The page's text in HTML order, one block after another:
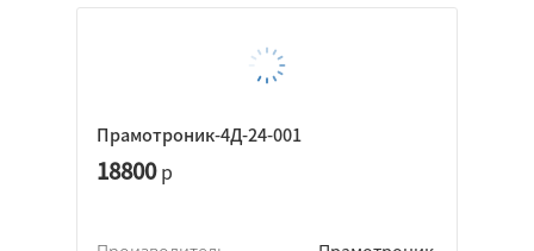
Прамотроник-4Д-24-001
18800р